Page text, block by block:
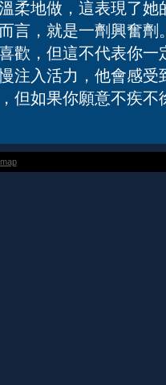
柔地做，這表現了
言，就是一劑興奮
歡，但這不代表你
注入活力，他會感
但如果你願意不疾